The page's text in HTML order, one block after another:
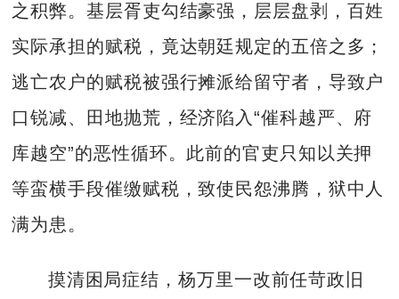
之积弊。基层胥吏勾结豪强，层层盘剥，百姓
实际承担的赋税，竟达朝廷规定的五倍之多；
逃亡农户的赋税被强行摊派给留守者，导致户
口锐减、田地抛荒，经济陷入“催科越严、府
库越空”的恶性循环。此前的官吏只知以关押
等蛮横手段催缴赋税，致使民怨沸腾，狱中人
满为患。
摸清困局症结，杨万里一改前任苛政旧